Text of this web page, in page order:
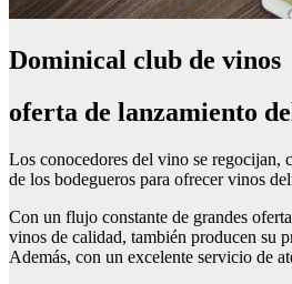
Dominical club de vinos
oferta de lanzamiento
Los conocedores del vino se regocijan,
de los bodegueros para ofrecer vinos
Con un flujo constante de grandes
vinos de calidad, también producen su
Además, con un excelente servicio de